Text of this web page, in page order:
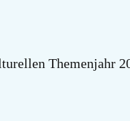
Themenjahr